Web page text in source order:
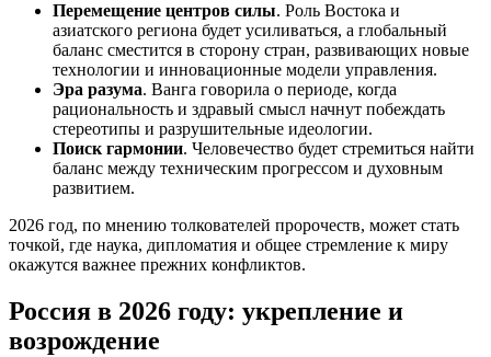
Перемещение центров силы. Роль Востока и
азиатского региона будет усиливаться, а глобальный
баланс сместится в сторону стран, развивающих новые
технологии и инновационные модели управления.
Эра разума. Ванга говорила о периоде, когда
рациональность и здравый смысл начнут побеждать
стереотипы и разрушительные идеологии.
Поиск гармонии. Человечество будет стремиться найти
баланс между техническим прогрессом и духовным
развитием.
2026 год, по мнению толкователей пророчеств, может стать
точкой, где наука, дипломатия и общее стремление к миру
окажутся важнее прежних конфликтов.
Россия в 2026 году: укрепление и
возрождение